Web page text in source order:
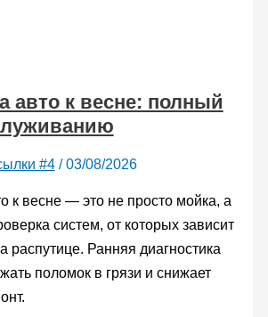
авто к весне: полный
#4/03/08/2026
к весне — это не просто мойка, а
систем, от которых зависит
распутице. Ранняя диагностика
поломок в грязи и снижает